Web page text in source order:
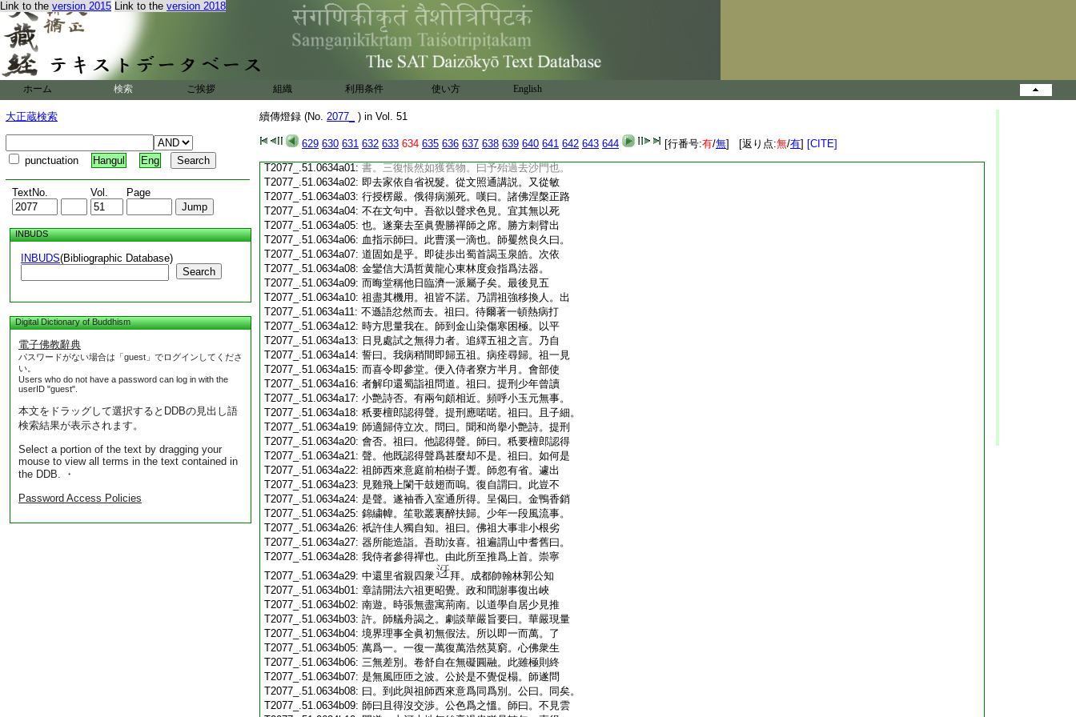
Link to the version 2015 Link to the version 2018
ホーム 検索 ご挨拶 組織 利用条件 使い方 English
大正蔵検索
punctuation Hangul Eng
TextNo. Vol. Page
INBUDS
INBUDS(Bibliographic Database)
Search
Digital Dictionary of Buddhism
電子佛教辭典
パスワードがない場合は「guest」でログインしてくださ
い。
Users who do not have a password can log in with the
userID "guest".
本文をドラッグして選択するとDDBの見出し語
検索結果が表示されます。
Select a portion of the text by dragging your
mouse to view all terms in the text contained in
the DDB. ・
Password Access Policies
續傳燈録 (No. 2077_ ) in Vol. 51
629 630 631 632 633 634 635 636 637 638 639 640 641 642 643 644 [行番号:有/無] [返り点:無/有] [CITE]
T2077_.51.0633c19:護國本禪師法嗣一人
T2077_.51.0633c20: 君山普淨禪師 見録
T2077_.51.0633c21: 續傳燈録卷第二十五目録
T2077_.51.0633c24:
T2077_.51.0633c25:續傳燈録卷第二十五
T2077_.51.0633c26: 大鑑下第十五世
T2077_.51.0633c27:
T2077_.51.0633c28: 成都府昭覺寺克勤佛果禪師。彭州駱氏子。
T2077_.51.0634a01: 書。三復悵然如獲舊物。曰予殆過去沙門也。
T2077_.51.0634a02: 即去家依自省祝髮。從文照通講説。又從敏
T2077_.51.0634a03: 行授楞嚴。俄得病瀕死。嘆曰。諸佛涅槃正路
T2077_.51.0634a04: 不在文句中。吾欲以聲求色見。宜其無以死
T2077_.51.0634a05: 也。遂棄去至眞覺勝禪師之席。勝方刺臂出
T2077_.51.0634a06: 血指示師曰。此曹溪一滴也。師矍然良久曰。
T2077_.51.0634a07: 道固如是乎。即徒歩出蜀首謁玉泉皓。次依
T2077_.51.0634a08: 金鑾信大潙哲黄龍心東林度僉指爲法器。
T2077_.51.0634a09: 而晦堂稱他日臨濟一派屬子矣。最後見五
T2077_.51.0634a10: 祖盡其機用。祖皆不諾。乃謂祖強移換人。出
T2077_.51.0634a11: 不遜語忿然而去。祖曰。待爾著一頓熱病打
T2077_.51.0634a12: 時方思量我在。師到金山染傷寒困極。以平
T2077_.51.0634a13: 日見處試之無得力者。追繹五祖之言。乃自
T2077_.51.0634a14: 誓曰。我病稍間即歸五祖。病痊尋歸。祖一見
T2077_.51.0634a15: 而喜令即參堂。便入侍者寮方半月。會部使
T2077_.51.0634a16: 者解印還蜀詣祖問道。祖曰。提刑少年曾讀
T2077_.51.0634a17: 小艶詩否。有兩句頗相近。頻呼小玉元無事。
T2077_.51.0634a18: 秖要檀郎認得聲。提刑應喏喏。祖曰。且子細。
T2077_.51.0634a19: 師適歸侍立次。問曰。聞和尚擧小艶詩。提刑
T2077_.51.0634a20: 會否。祖曰。他認得聲。師曰。秖要檀郎認得
T2077_.51.0634a21: 聲。他既認得聲爲甚麼却不是。祖曰。如何是
T2077_.51.0634a22: 祖師西來意庭前柏樹子聻。師忽有省。遽出
T2077_.51.0634a23: 見雞飛上闌干鼓翅而嗚。復自謂曰。此豈不
T2077_.51.0634a24: 是聲。遂袖香入室通所得。呈偈曰。金鴨香銷
T2077_.51.0634a25: 錦繍幃。笙歌叢裏醉扶歸。少年一段風流事。
T2077_.51.0634a26: 祇許佳人獨自知。祖曰。佛祖大事非小根劣
T2077_.51.0634a27: 器所能造詣。吾助汝喜。祖遍謂山中耆舊曰。
T2077_.51.0634a28: 我侍者參得禪也。由此所至推爲上首。崇寧
T2077_.51.0634a29: 中還里省親四衆
拜。成都帥翰林郭公知
T2077_.51.0634b01: 章請開法六祖更昭覺。政和間謝事復出峽
T2077_.51.0634b02: 南遊。時張無盡寓荊南。以道學自居少見推
T2077_.51.0634b03: 許。師艤舟謁之。劇談華嚴旨要曰。華嚴現量
T2077_.51.0634b04: 境界理事全眞初無假法。所以即一而萬。了
T2077_.51.0634b05: 萬爲一。一復一萬復萬浩然莫窮。心佛衆生
T2077_.51.0634b06: 三無差別。卷舒自在無礙圓融。此雖極則終
T2077_.51.0634b07: 是無風匝匝之波。公於是不覺促榻。師遂問
T2077_.51.0634b08: 曰。到此與祖師西來意爲同爲別。公曰。同矣。
T2077_.51.0634b09: 師曰且得沒交渉。公色爲之慍。師曰。不見雲